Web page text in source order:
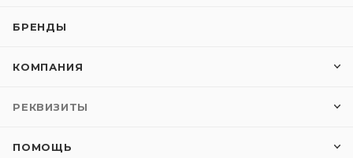
БРЕНДЫ
КОМПАНИЯ
РЕКВИЗИТЫ
ПОМОЩЬ